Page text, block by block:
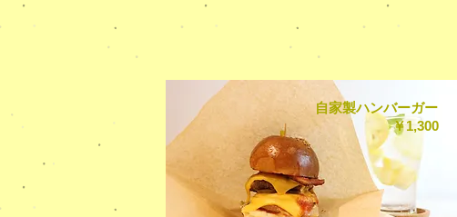
自家製ハンバーガー
￥1,300